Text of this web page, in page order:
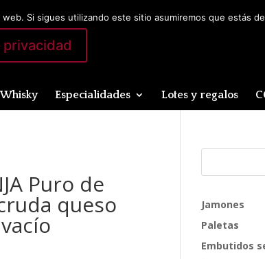
Mi cuenta
Especialidades Lotes y regalos
Puro de
queso
Jamones
Paletas
Embutidos
Si sigues utilizando este sitio asumiremos que estás